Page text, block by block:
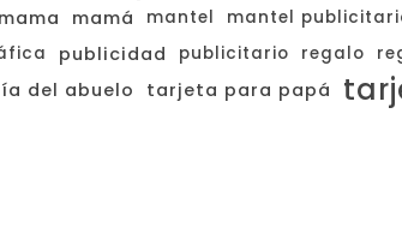
mama mamá mantel mantel
publicidad publicitario regalo
del abuelo tarjeta para papá